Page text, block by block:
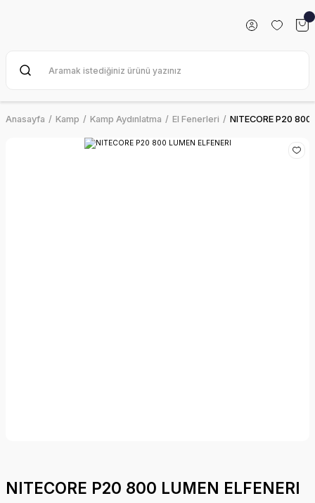
Anasayfa Kamp Kamp Aydınlatma El Fenerleri NITECORE P20 800
NITECORE P20 800 LUMEN ELFENERI